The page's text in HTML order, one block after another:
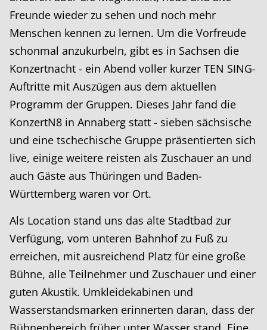
Freunde wieder zu sehen und noch mehr
Menschen kennen zu lernen. Um die Vorfreude
schonmal anzukurbeln, gibt es in Sachsen die
Konzertnacht - ein Abend voller kurzer TEN SING-
Auftritte mit Auszügen aus dem aktuellen
Programm der Gruppen. Dieses Jahr fand die
KonzertN8 in Annaberg statt - sieben sächsische
und eine tschechische Gruppe präsentierten sich
live, einige weitere reisten als Zuschauer an und
auch Gäste aus Thüringen und Baden-
Württemberg waren vor Ort.
Als Location stand uns das alte Stadtbad zur
Verfügung, vom unteren Bahnhof zu Fuß zu
erreichen, mit ausreichend Platz für eine große
Bühne, alle Teilnehmer und Zuschauer und einer
guten Akustik. Umkleidekabinen und
Wasserstandsmarken erinnerten daran, dass der